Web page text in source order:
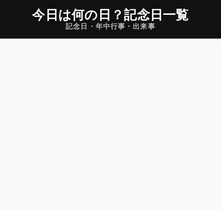
今日は何の日 ？記念日一覧
記念日・年中行事・出来事